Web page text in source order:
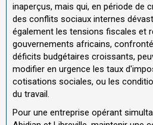
inaperçus, mais qui, en période de
des conflits sociaux internes
également les tensions fiscales et
gouvernements africains,
déficits budgétaires croissants,
modifier en urgence les taux
cotisations sociales, ou les
du travail.
Pour une entreprise opérant